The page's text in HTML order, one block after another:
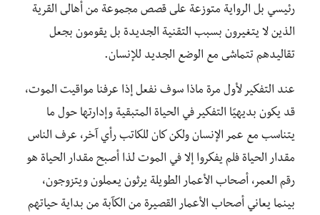
رئيسي بل الرواية متوزعة على قصص مجموعة من أهالى القرية
الذين لا يتغيرون بسبب التقنية الجديدة بل يقومون بجعل
تقاليدهم تتماشى مع الوضع الجديد للإنسان.
عند التفكير لأول مرة ماذا سوف نفعل إذا عرفنا مواقيت الموت،
قد يكون بديهيًا التفكير في الحياة المتبقية وإدارتها حول ما
يتناسب مع عمر الإنسان ولكن كان للكاتب رأي آخر، عرف الناس
مقدار الحياة فلم يفكروا إلا في الموت لذا أصبح مقدار الحياة هو
رقم العمر، أصحاب الأعمار الطويلة يرثون يعملون ويتزوجون،
بينما يعاني أصحاب الأعمار القصيرة من الكآبة من بداية حياتهم